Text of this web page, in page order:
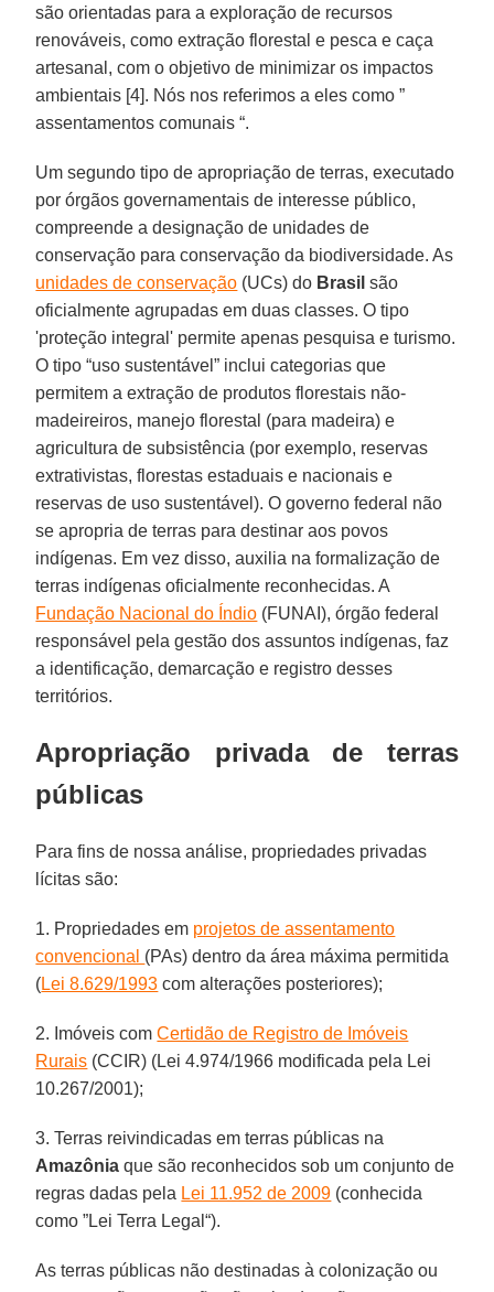
são orientadas para a exploração de recursos
renováveis, como extração florestal e pesca e caça
artesanal, com o objetivo de minimizar os impactos
ambientais [4]. Nós nos referimos a eles como ”
assentamentos comunais “.
Um segundo tipo de apropriação de terras, executado
por órgãos governamentais de interesse público,
compreende a designação de unidades de
conservação para conservação da biodiversidade. As
unidades de conservação (UCs) do Brasil são
oficialmente agrupadas em duas classes. O tipo
'proteção integral' permite apenas pesquisa e turismo.
O tipo “uso sustentável” inclui categorias que
permitem a extração de produtos florestais não-
madeireiros, manejo florestal (para madeira) e
agricultura de subsistência (por exemplo, reservas
extrativistas, florestas estaduais e nacionais e
reservas de uso sustentável). O governo federal não
se apropria de terras para destinar aos povos
indígenas. Em vez disso, auxilia na formalização de
terras indígenas oficialmente reconhecidas. A
Fundação Nacional do Índio (FUNAI), órgão federal
responsável pela gestão dos assuntos indígenas, faz
a identificação, demarcação e registro desses
territórios.
Apropriação privada de terras
públicas
Para fins de nossa análise, propriedades privadas
lícitas são:
1. Propriedades em projetos de assentamento
convencional (PAs) dentro da área máxima permitida
(Lei 8.629/1993 com alterações posteriores);
2. Imóveis comCertidão de Registro de Imóveis
Rurais (CCIR) (Lei 4.974/1966 modificada pela Lei
10.267/2001);
3. Terras reivindicadas em terras públicas na
Amazônia que são reconhecidos sob um conjunto de
regras dadas pela Lei 11.952 de 2009 (conhecida
como ”Lei Terra Legal“).
As terras públicas não destinadas à colonização ou